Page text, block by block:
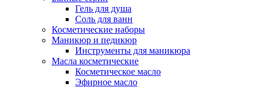
Гель для душа
Соль для ванн
Косметические наборы
Маникюр и педикюр
Инструменты для маникюра
Масла косметические
Косметическое масло
Эфирное масло